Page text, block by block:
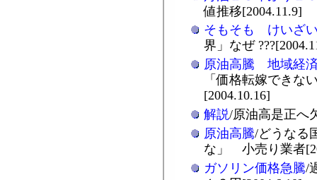
値推移[2004.11.9]
そもそも けいざ
界」なぜ
原油高騰 地域経
「価格転嫁できな
[2004.10.16]
解説/原油高是正へ
原油高騰/どうなる
な」 小売り業者
ガソリン価格急騰/